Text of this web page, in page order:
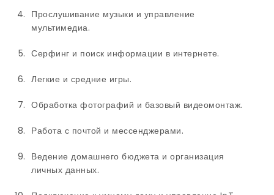
Прослушивание музыки и управление
мультимедиа.
Серфинг и поиск информации в интернете.
Легкие и средние игры.
Обработка фотографий и базовый видеомонтаж.
Работа с почтой и мессенджерами.
Ведение домашнего бюджета и организация
личных данных.